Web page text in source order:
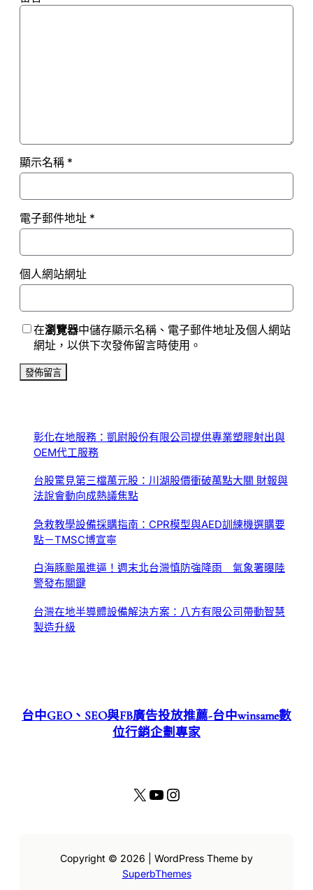
顯示名稱 *
電子郵件地址 *
個人網站網址
在瀏覽器中儲存顯示名稱、電子郵件地址及個人網站
網址，以供下次發佈留言時使用。
彰化在地服務：凱尉股份有限公司提供專業塑膠射出與
OEM代工服務
台股驚見第三檔萬元股：川湖股價衝破萬點大關 財報與
法說會動向成熱議焦點
急救教學設備採購指南：CPR模型與AED訓練機選購要
點－TMSC博宣寧
白海豚颱風進逼！週末北台灣慎防強降雨 氣象署曝陸
警發布關鍵
台灣在地半導體設備解決方案：八方有限公司帶動智慧
製造升級
台中GEO、SEO與FB廣告投放推薦-台中winsame數
位行銷企劃專家
X YouTube Instagram
Copyright © 2026 | WordPress Theme by
SuperbThemes